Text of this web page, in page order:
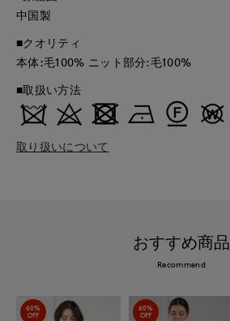
中国製
■クオリティ
本体:毛100% ニット部分:毛100%
■取扱い方法
取り扱いについて
おすすめ商品
Recommend
60%
OFF
60%
OFF